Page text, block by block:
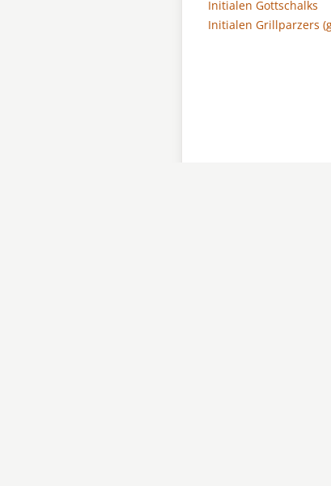
Initialen Gottschalks
Initialen Grillparzers